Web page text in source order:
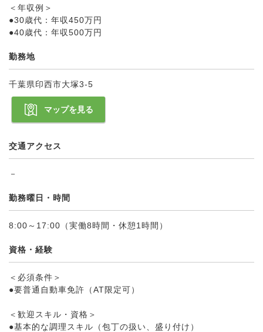
＜年収例＞
●30歳代：年収450万円
●40歳代：年収500万円
勤務地
千葉県印西市大塚3-5
マップを見る
交通アクセス
－
勤務曜日・時間
8:00～17:00（実働8時間・休憩1時間）
資格・経験
＜必須条件＞
●要普通自動車免許（AT限定可）
＜歓迎スキル・資格＞
●基本的な調理スキル（包丁の扱い、盛り付け）